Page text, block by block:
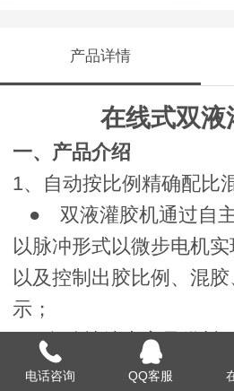
产品详情
在线式双液
一、产品介绍
1、自动按比例精确配比
● 双液灌胶机通过自
以脉冲形式以微步电机实
以及控制出胶比例、混
示；
2、自动持续大容量供料
● 实现胶水持续自动
电话咨询 QQ客服